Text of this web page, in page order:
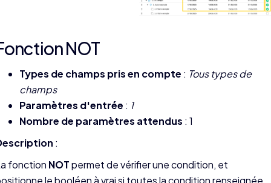
NOT
Types de champs pris en compte : Tous types de
champs
Paramètres d'entrée : 1
Nombre de paramètres attendus : 1
:
fonction NOTpermet de vérifier une condition, et
le booléen à vrai si toutes la condition renseignée